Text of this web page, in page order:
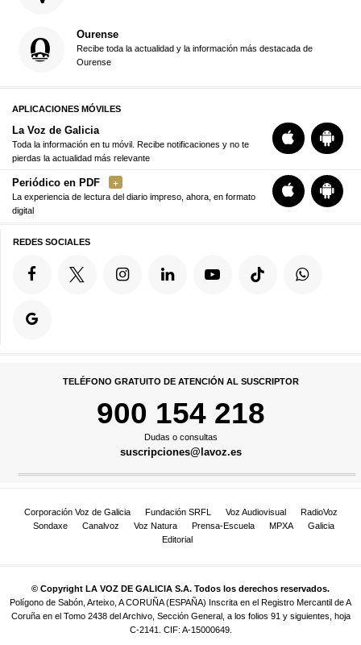
Ourense
Recibe toda la actualidad y la información más destacada de
Ourense
APLICACIONES MÓVILES
La Voz de Galicia
Toda la información en tu móvil. Recibe notificaciones y no te
pierdas la actualidad más relevante
Periódico en PDF
La experiencia de lectura del diario impreso, ahora, en formato
digital
REDES SOCIALES
TELÉFONO GRATUITO DE ATENCIÓN AL SUSCRIPTOR
900 154 218
Dudas o consultas
suscripciones@lavoz.es
Corporación Voz de Galicia Fundación SRFL Voz Audiovisual
RadioVoz
Sondaxe
Canalvoz Voz Natura Prensa-Escuela MPXA
Galicia
Editorial
© Copyright LA VOZ DE GALICIA S.A. Todos los derechos reservados.
Polígono de Sabón, Arteixo, A CORUÑA (ESPAÑA) Inscrita en el Registro Mercantil de A
Coruña en el Tomo 2438 del Archivo, Sección General, a los folios 91 y siguientes, hoja
C-2141. CIF: A-15000649.